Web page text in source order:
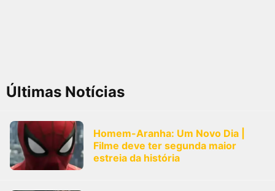
Últimas Notícias
Homem-Aranha: Um Novo Dia |
Filme deve ter segunda maior
estreia da história